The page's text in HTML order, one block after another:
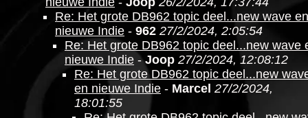
Re: Het grote DB962 topic deel...new wave en
nieuwe Indie - 962 27/2/2024, 2:05:54
Re: Het grote DB962 topic deel...new wave
nieuwe Indie -Joop 27/2/2024, 12:08:12
Re: Het grote DB962 topic deel...new
en nieuwe Indie - Marcel 27/2/2024,
18:01:55